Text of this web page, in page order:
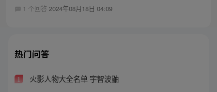
1 个回答 2024年08月18日 04:09
热门问答
1 火影人物大全名单 宇智波鼬